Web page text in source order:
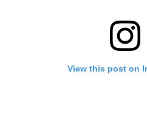
View this post on